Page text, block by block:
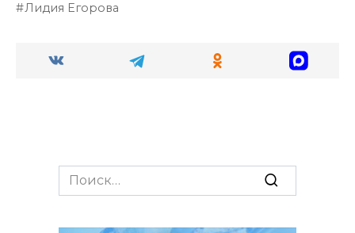
Лидия Егорова
Search
for: